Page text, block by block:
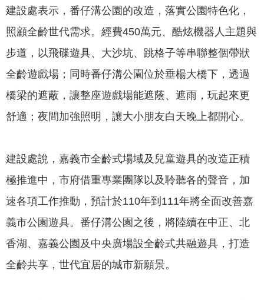
導
覽
回
頁
English
安
全
策
隱
私
權
建設處表示，番仔溝公園的改造，落實公園特色化，
照顧全齡世代需求。經費450萬元、酷炫機器人主題與
步道，以飛碟遊具、大沙坑、跳格子等串聯整個帶狀
全齡遊戲場；同時番仔溝公園位於垂楊大橋下，透過
橋梁的遮蔽，讓整座遊戲場能遮蔭、遮雨，玩起來更
舒適；夜間加強照明，讓大小朋友白天晚上都開心。
建設處說，嘉義市全齡式場域及兒童遊具的改造正積
極推進中，市府借重專業團隊以及聆聽各的聲音，加
速各項工作推動，預計於110年到111年將全面改善嘉
義市公園遊具。番仔溝公園之後，將陸續在中正、北
香湖、嘉義公園及中央廣場設全齡式共融遊具，打造
全齡共享，世代宜居的城市新願景。